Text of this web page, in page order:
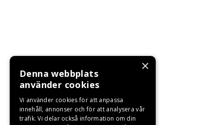
×
Denna webbplats
använder cookies
Vi använder cookies för att anpassa
innehåll, annonser och för att analysera vår
trafik. Vi delar också information om din